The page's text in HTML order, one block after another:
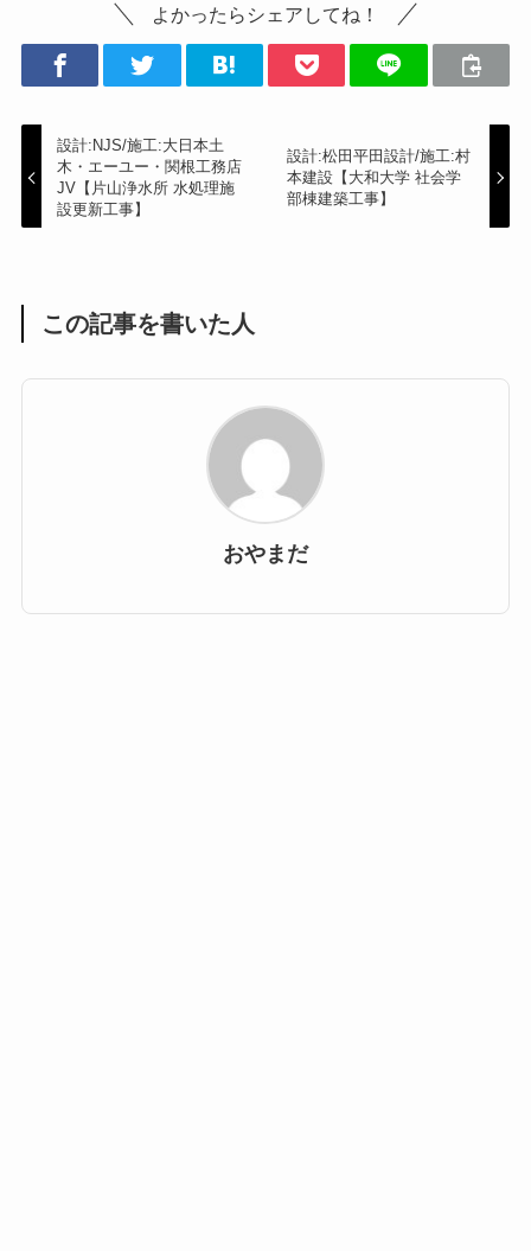
よかったらシェアしてね！
設計:NJS/施工:大日本土
木・エーユー・関根工務店
JV【片山浄水所 水処理施
設更新工事】
設計:松田平田設計/施工:村
本建設【大和大学 社会学
部棟建築工事】
この記事を書いた人
おやまだ